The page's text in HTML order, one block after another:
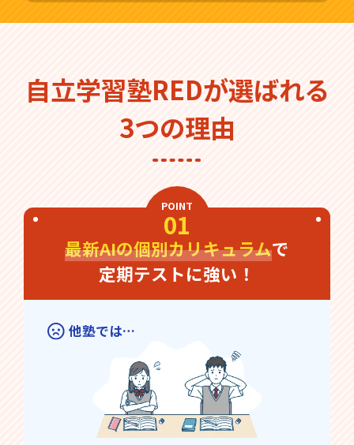
自立学習塾REDが選ばれる
3つの理由
POINT
01
最新AIの個別カリキュラムで
定期テストに強い！
他塾では…